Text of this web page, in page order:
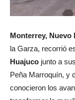
Monterrey, Nuevo
la Garza, recorrió
Huajuco junto a
Peña Marroquín, y
conocieron los